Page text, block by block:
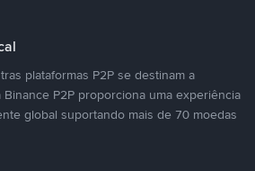
plataformas P2P se destinam a
P2P proporciona uma experiência
global suportando mais de 70 moedas